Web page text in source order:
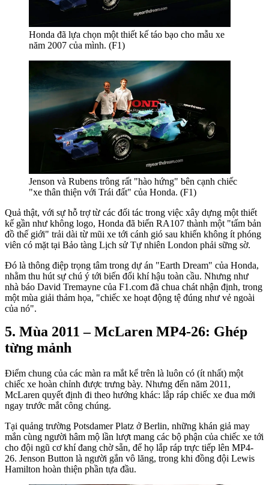
Honda đã lựa chọn một thiết kế táo bạo cho mẫu xe
năm 2007 của mình. (F1)
Jenson và Rubens trông rất "hào hứng" bên cạnh chiếc
"xe thân thiện với Trái đất" của Honda. (F1)
Quả thật, với sự hỗ trợ từ các đối tác trong việc xây dựng một thiết
kế gần như không logo, Honda đã biến RA107 thành một "tấm bản
đồ thế giới" trải dài từ mũi xe tới cánh gió sau khiến không ít phóng
viên có mặt tại Bảo tàng Lịch sử Tự nhiên London phải sững sờ.
Đó là thông điệp trọng tâm trong dự án "Earth Dream" của Honda,
nhằm thu hút sự chú ý tới biến đổi khí hậu toàn cầu. Nhưng như
nhà báo David Tremayne của F1.com đã chua chát nhận định, trong
một mùa giải thảm họa, "chiếc xe hoạt động tệ đúng như vẻ ngoài
của nó".
Mùa 2011 – McLaren MP4-26: Ghép
từng mảnh
Điểm chung của các màn ra mắt kể trên là luôn có (ít nhất) một
chiếc xe hoàn chỉnh được trưng bày. Nhưng đến năm 2011,
McLaren quyết định đi theo hướng khác: lắp ráp chiếc xe đua mới
ngay trước mắt công chúng.
Tại quảng trường Potsdamer Platz ở Berlin, những khán giả may
mắn cùng người hâm mộ lần lượt mang các bộ phận của chiếc xe tới
cho đội ngũ cơ khí đang chờ sẵn, để họ lắp ráp trực tiếp lên MP4-
26. Jenson Button là người gắn vô lăng, trong khi đồng đội Lewis
Hamilton hoàn thiện phần tựa đầu.